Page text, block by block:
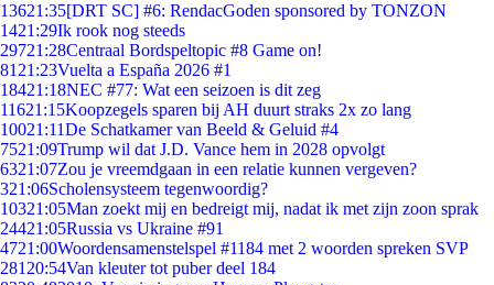
13621:35[DRT SC] #6: RendacGoden sponsored by TONZON
1421:29Ik rook nog steeds
29721:28Centraal Bordspeltopic #8 Game on!
81 21:23Vuelta a España 2026 #1
18421:18NEC #77: Wat een seizoen is dit zeg
11621:15Koopzegels sparen bij AH duurt straks 2x zo lang
10021:11De Schatkamer van Beeld & Geluid #4
7521:09Trump wil dat J.D. Vance hem in 2028 opvolgt
6321:07Zou je vreemdgaan in een relatie kunnen vergeven?
321:06Scholensysteem tegenwoordig?
10321:05Man zoekt mij en bedreigt mij, nadat ik met zijn zoon sprak
24421:05Russia vs Ukraine #91
4721:00Woordensamenstelspel #1184 met 2 woorden spreken SVP
281 20:54Van kleuter tot puber deel 184